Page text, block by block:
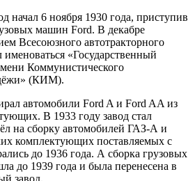
начал 6 ноября 1930 года, приступив
машин Ford. В декабре
Всесоюзного автотракторного
именоваться «Государственный
Коммунистического
(КИМ).
автомобили Ford A и Ford AA из
В 1933 году завод стал
на сборку автомобилей ГАЗ-А и
комплектующих поставляемых с
до 1936 года. А сборка грузовых
до 1939 года и была перенесена в
завод.